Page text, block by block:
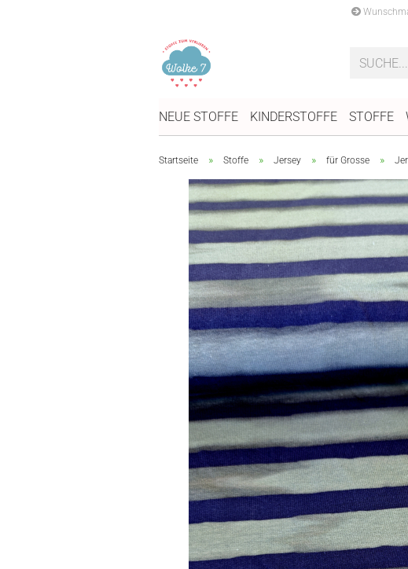
NEUE STOFFE KINDERSTOFFE STOFFE
Startseite » Stoffe » Jersey » für Grosse »